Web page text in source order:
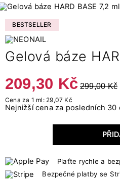
BESTSELLER
Gelová báze
209,30 Kč 299,00 Kč
Cena za 1 ml: 29,07 Kč
Nejnižší cena za posledních 30
Plaťte rychle a
Bezpečné platby se